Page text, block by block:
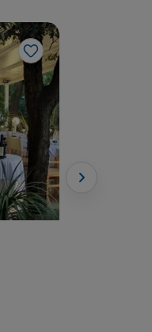
Like